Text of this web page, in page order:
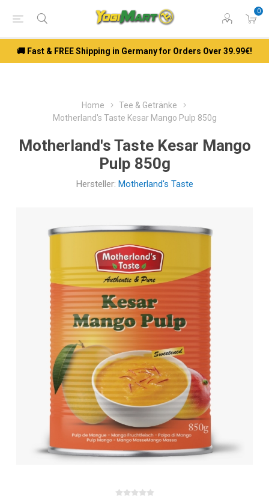
0
🚚 Fast & FREE Shipping in Germany for Orders Over 39.99€!
Home
Tee & Getränke
Motherland's Taste Kesar Mango Pulp 850g
Motherland's Taste Kesar Mango
Pulp 850g
Hersteller: Motherland's Taste